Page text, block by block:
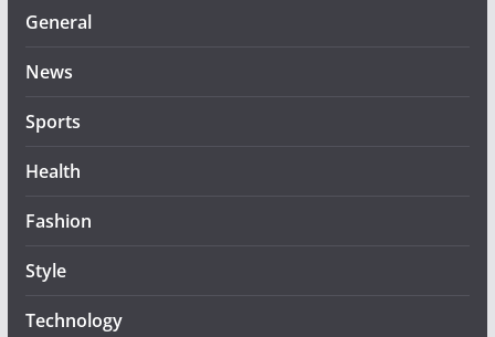
General
News
Sports
Health
Fashion
Style
Technology